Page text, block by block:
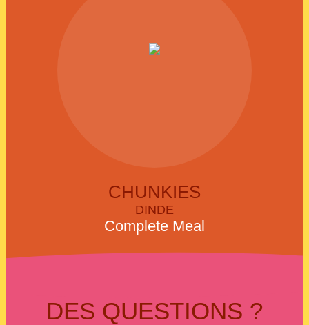
CHUNKIES
DINDE
Complete Meal
DES QUESTIONS ?